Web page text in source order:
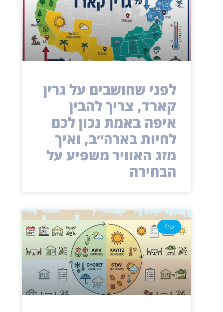
לפני שחושבים על גרין
קארד, צריך להבין
איפה באמת נכון לכם
לחיות בארה״ב, ואיך
מזג האוויר משפיע על
הבחירה
כללי